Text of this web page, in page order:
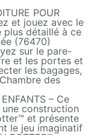
POUR
et jouez avec le
plus détaillé à ce
(76470)
sur le pare-
et les portes et
les bagages,
des
– Ce
construction
et présente
le jeu imaginatif